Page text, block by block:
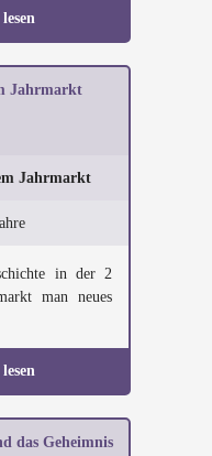
Jahrmarkt
Jahrmarkt
in der 2
man neues
das Geheimnis